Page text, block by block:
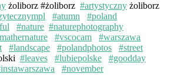
żoliborz #żoliborz #artystyczny żoliborz
#atumn
#poland
#nature #naturephotography
#vscocam
#warszawa
#landscape #polandphotos
#street
#leaves #lubiepolske
#goodday
#november